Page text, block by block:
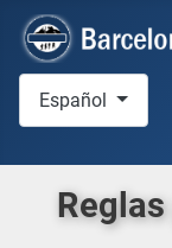
Español